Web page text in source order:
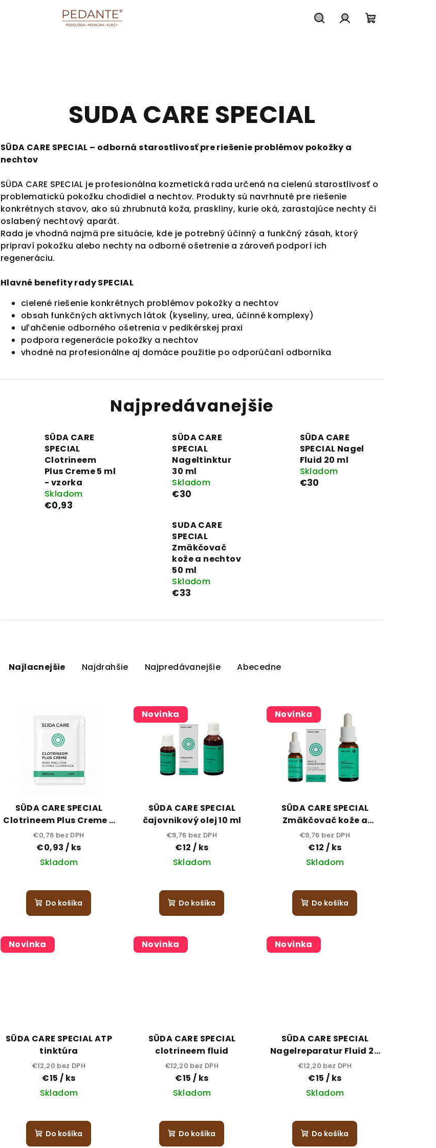
SUDA CARE SPECIAL
SÜDA CARE SPECIAL – odborná starostlivosť pre riešenie problémov pokožky a
nechtov
SÜDA CARE SPECIAL je profesionálna kozmetická rada určená na cielenú starostlivosť o
problematickú pokožku chodidiel a nechtov. Produkty sú navrhnuté pre riešenie
konkrétnych stavov, ako sú zhrubnutá koža, praskliny, kurie oká, zarastajúce nechty či
oslabený nechtový aparát.
Rada je vhodná najmä pre situácie, kde je potrebný účinný a funkčný zásah, ktorý
pripraví pokožku alebo nechty na odborné ošetrenie a zároveň podporí ich
regeneráciu.
Hlavné benefity rady SPECIAL
cielené riešenie konkrétnych problémov pokožky a nechtov
obsah funkčných aktívnych látok (kyseliny, urea, účinné komplexy)
uľahčenie odborného ošetrenia v pedikérskej praxi
podpora regenerácie pokožky a nechtov
vhodné na profesionálne aj domáce použitie po odporúčaní odborníka
Najpredávanejšie
SÜDA CARE
SPECIAL
Clotrineem
Plus Creme 5 ml
- vzorka
Skladom
€0,93
SÜDA CARE
SPECIAL
Nageltinktur
30 ml
Skladom
€30
SÜDA CARE
SPECIAL Nagel
Fluid 20 ml
Skladom
€30
SUDA CARE
SPECIAL
Zmäkčovač
kože a nechtov
50 ml
Skladom
€33
a
o
v
Najlacnejšie Najdrahšie Najpredávanejšie Abecedne
r
o
v
SÜDA CARE SPECIAL
Clotrineem Plus Creme 5
ml - vzorka
€0,76 bez DPH
€0,93 / ks
Skladom
Do košíka
Novinka
SÜDA CARE SPECIAL
čajovnikový olej 10 ml
€9,76 bez DPH
€12 / ks
Skladom
Do košíka
Novinka
SÜDA CARE SPECIAL
Zmäkčovač kože a
nechtov 10 ml
€9,76 bez DPH
€12 / ks
Skladom
Do košíka
Novinka
SÜDA CARE SPECIAL ATP
tinktúra
€12,20 bez DPH
€15 / ks
Skladom
Do košíka
Novinka
SÜDA CARE SPECIAL
clotrineem fluid
€12,20 bez DPH
€15 / ks
Skladom
Do košíka
Novinka
SÜDA CARE SPECIAL
Nagelreparatur Fluid 20
ml
€12,20 bez DPH
€15 / ks
Skladom
Do košíka